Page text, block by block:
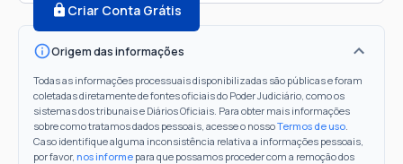
Criar Conta Grátis
Origem das informações
Todas as informações processuais disponibilizadas são públicas e foram
coletadas diretamente de fontes oficiais do Poder Judiciário, como os
sistemas dos tribunais e Diários Oficiais. Para obter mais informações
sobre como tratamos dados pessoais, acesse o nossoTermos de uso.
Caso identifique alguma inconsistência relativa a informações pessoais,
por favor, nos informe para que possamos proceder com a remoção dos